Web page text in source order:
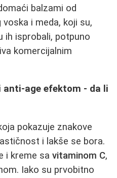
balzami od
i meda, koji su,
ih isprobali, potpuno
komercijalnim
anti-age efektom - da li
pokazuje znakove
i lakše se bora.
i kreme sa vitaminom C,
Iako su prvobitno